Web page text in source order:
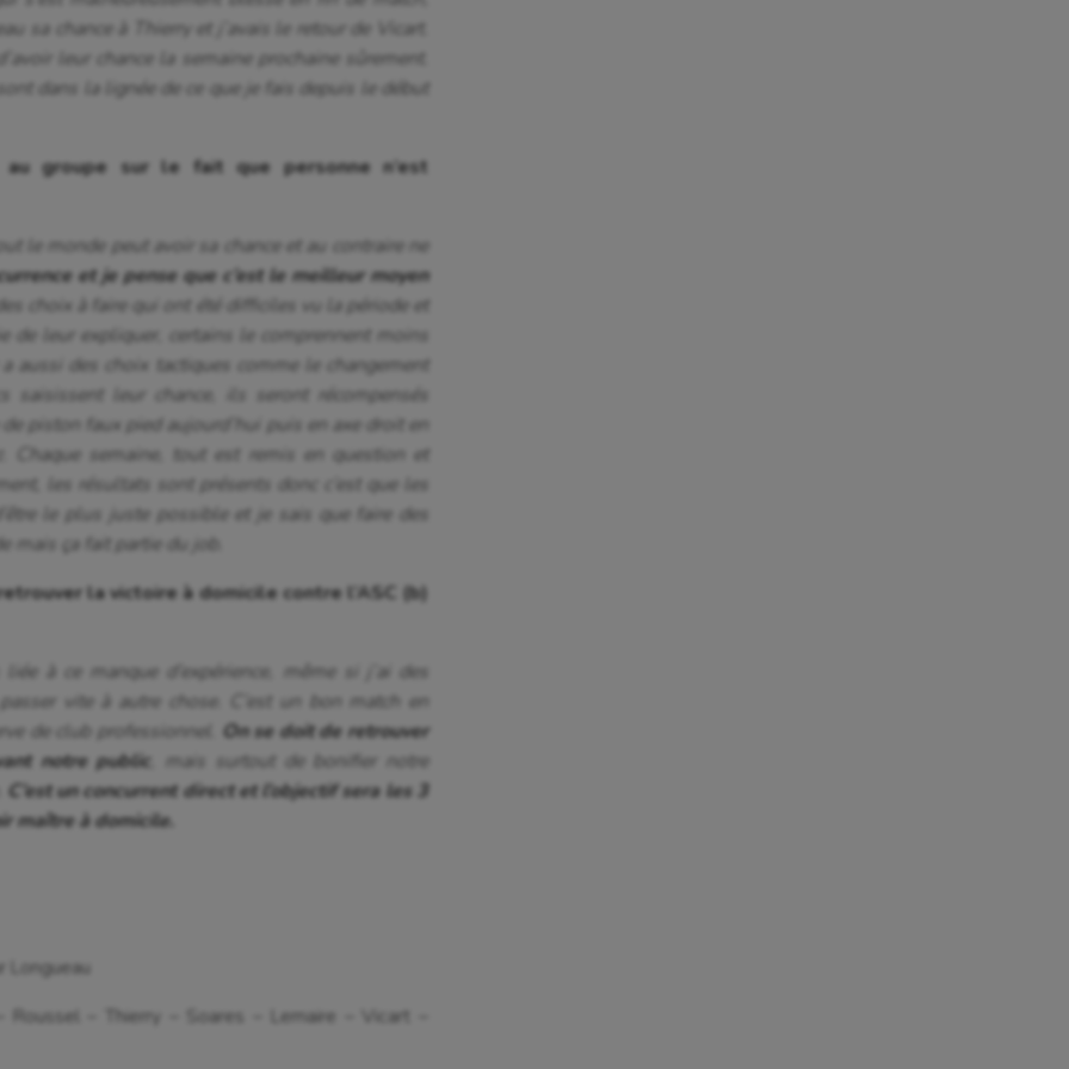
Plongée
Randonnée / Marche
sa chance à Thierry et j’avais le retour de Vicart.
leur chance la semaine prochaine sûrement.
dans la lignée de ce que je fais depuis le début
groupe sur le fait que personne n’est
le monde peut avoir sa chance et au contraire ne
et je pense que c’est le meilleur moyen
des choix à faire qui ont été difficiles vu la période et
de leur expliquer, certains le comprennent moins
aussi des choix tactiques comme le changement
leur chance, ils seront récompensés
piston faux pied aujourd’hui puis en axe droit en
Chaque semaine, tout est remis en question et
les résultats sont présents donc c’est que les
le plus juste possible et je sais que faire des
mais ça fait partie du job.
la victoire à domicile contre l’ASC (b)
à ce manque d’expérience, même si j’ai des
vite à autre chose. C’est un bon match en
de club professionnel. On se doit de retrouver
notre public , mais surtout de bonifier notre
C’est un concurrent direct et l’objectif sera les 3
maître à domicile.
Longueau
Roussel – Thierry – Soares – Lemaire – Vicart –